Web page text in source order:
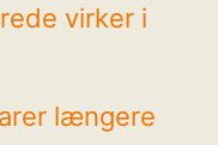
virker i
længere